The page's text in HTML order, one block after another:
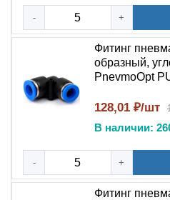
рукава. Изделие
нейлоновыми трубками
Корпус из конструкционного
воздействию масел и
его прочнее и долговечнее
из обычного ПВХ .
никелевым покрытием и
гарантируют надежность
### Конструкция и
Корпус фитинга изготовлен
- +
Фитинг
образный,
PnevmoOpt
128,01 ₽/шт
В наличии:
- +
Фитинг